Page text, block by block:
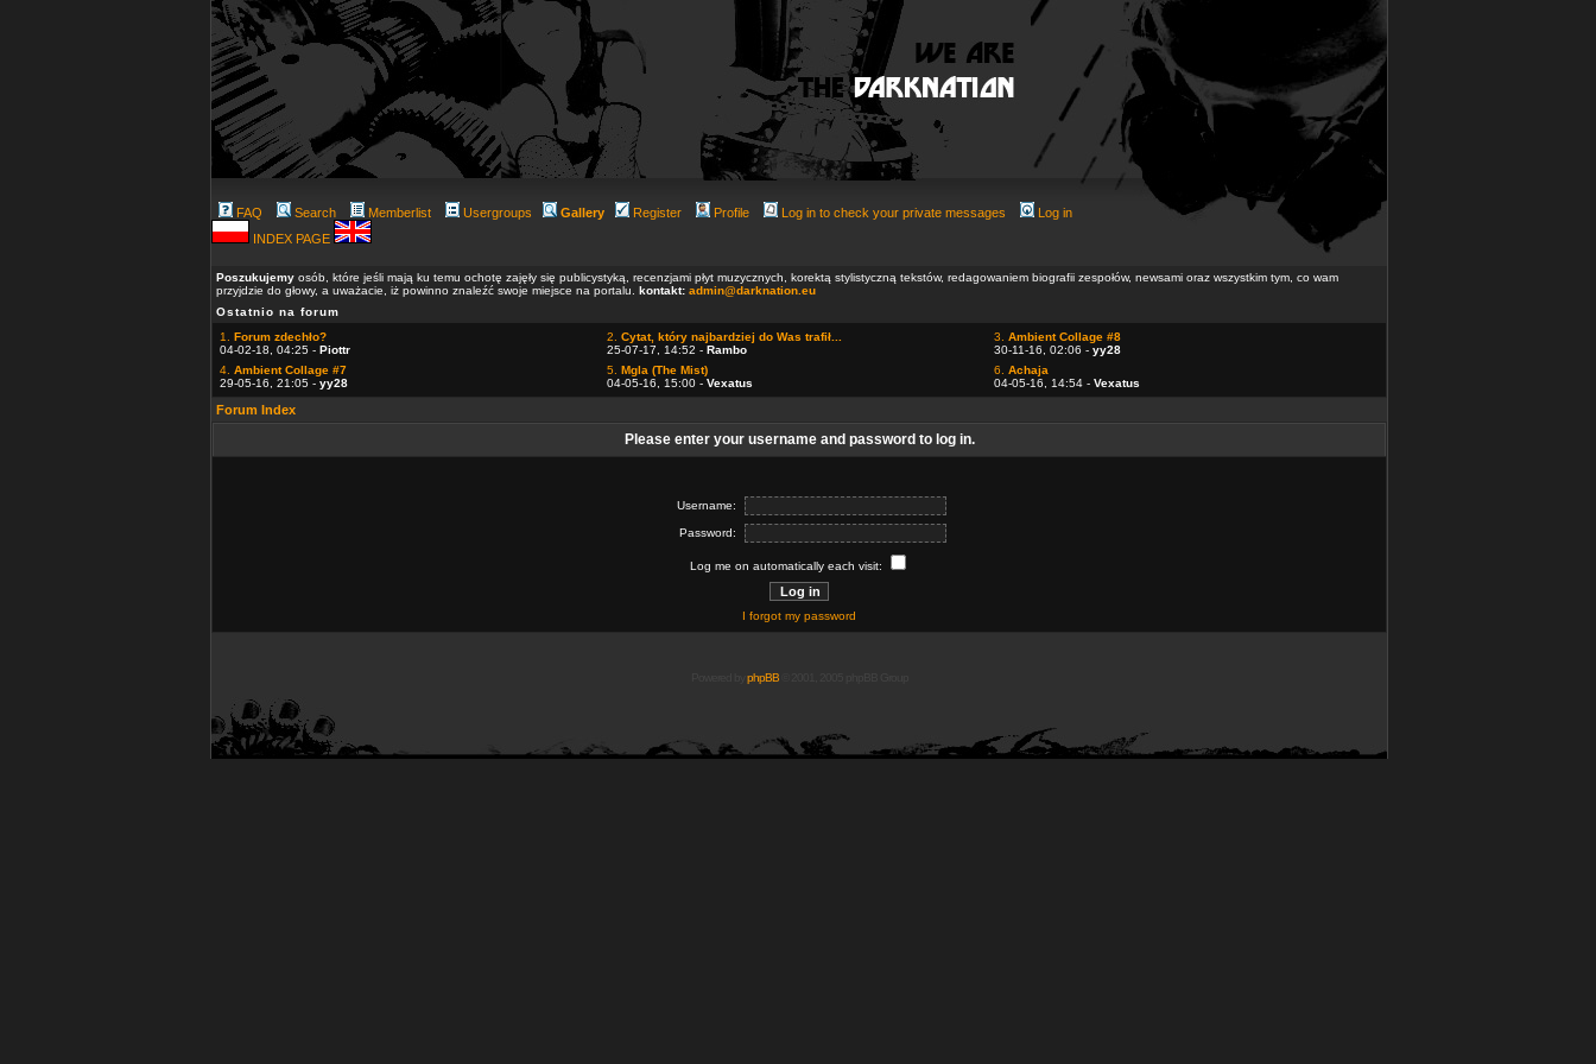
FAQ Search Memberlist Usergroups Gallery Register Profile Log in to check your private messages
Log in
INDEX PAGE
Poszukujemy osób, które jeśli mają ku temu ochotę zajęły się publicystyką, recenzjami płyt muzycznych, korektą stylistyczną tekstów, redagowaniem biografii zespołów, newsami oraz wszystkim tym, co wam
przyjdzie do głowy, a uważacie, iż powinno znaleźć swoje miejsce na portalu. kontakt: admin@darknation.eu
Ostatnio na forum
1. Forum zdechło?
04-02-18, 04:25 - Piottr
2. Cytat, który najbardziej do Was trafił...
25-07-17, 14:52 - Rambo
3. Ambient Collage #8
30-11-16, 02:06 - yy28
4. Ambient Collage #7
29-05-16, 21:05 - yy28
5. Mgla (The Mist)
04-05-16, 15:00 - Vexatus
6. Achaja
04-05-16, 14:54 - Vexatus
Forum Index
Please enter your username and password to log in.
Username:
Password:
Log me on automatically each visit:
I forgot my password
phpBB© 2001, 2005 phpBB Group